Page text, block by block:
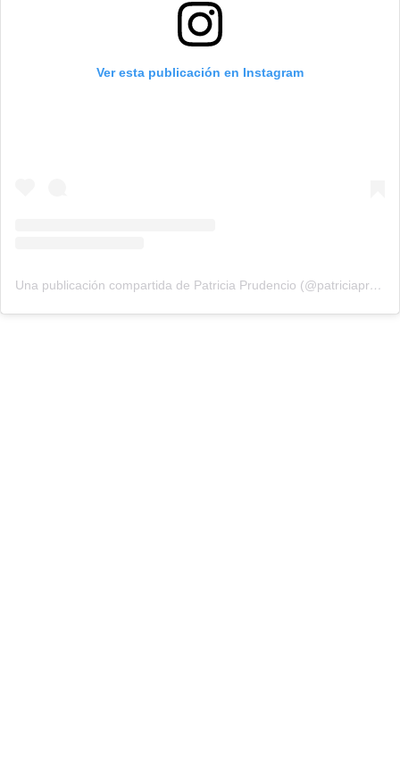
Ver esta publicación en Instagram
Una publicación compartida de Patricia Prudencio (@patriciaprudencio98)